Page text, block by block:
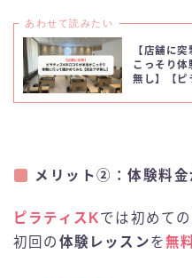
あわせて読みたい
【店舗に
こっそり体
無し】【ピ
メリット②：体験料金
ピラティスKでは初めて
初回の 体験レッスンを無